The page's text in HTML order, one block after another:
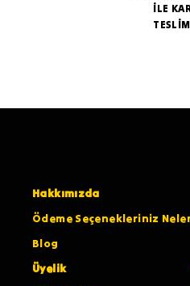
İLE
Hakkımızda
Ödeme Seçenekleriniz
Blog
Üyelik